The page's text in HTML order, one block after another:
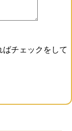
チェックをして